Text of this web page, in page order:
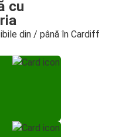
cu
din / până în Cardiff